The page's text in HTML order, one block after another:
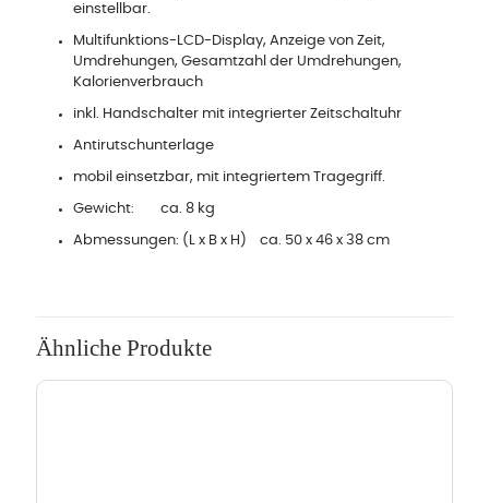
einstellbar.
Multifunktions-LCD-Display, Anzeige von Zeit,
Umdrehungen, Gesamtzahl der Umdrehungen,
Kalorienverbrauch
inkl. Handschalter mit integrierter Zeitschaltuhr
Antirutschunterlage
mobil einsetzbar, mit integriertem Tragegriff.
Gewicht: ca. 8 kg
Abmessungen: (L x B x H) ca. 50 x 46 x 38 cm
Ähnliche Produkte